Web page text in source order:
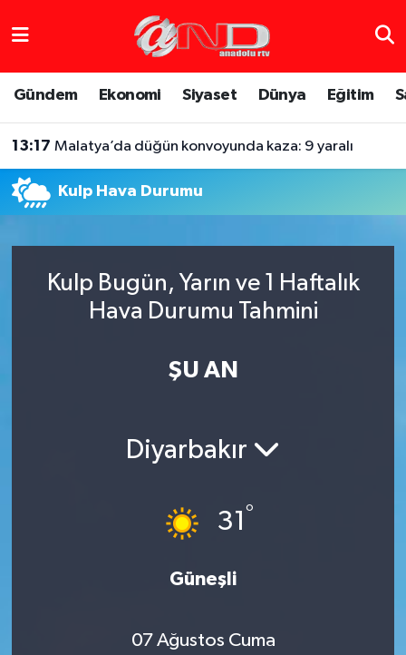
Gündem Ekonomi Siyaset Dünya Eğitim
13:17 Malatya’da düğün konvoyunda kaza: 9 yaralı
Kulp Hava Durumu
Kulp Bugün, Yarın ve 1 Haftalık
Hava Durumu Tahmini
ŞU AN
Diyarbakır
31°
Güneşli
07 Ağustos Cuma
Gündem
Haber Arşivi